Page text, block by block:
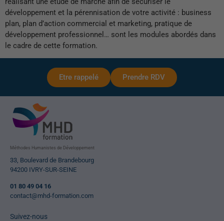
développement et la pérennisation de votre activité : business
plan, plan d’action commercial et marketing, pratique de
développement professionnel… sont les modules abordés dans
le cadre de cette formation.
Etre rappelé Prendre RDV
Méthodes Humanistes de Développement
33, Boulevard de Brandebourg
94200 IVRY-SUR-SEINE
01 80 49 04 16
contact@mhd-formation.com
Suivez-nous